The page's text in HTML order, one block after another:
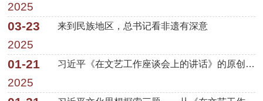
2025
03-23
2025
来到民族地区，总书记看非遗有深意
01-21
2025
习近平《在文艺工作座谈会上的讲话》的原创性贡献